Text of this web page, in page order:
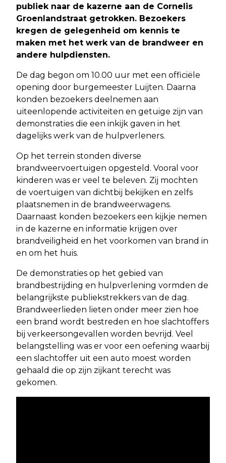
publiek naar de kazerne aan de Cornelis
Groenlandstraat getrokken. Bezoekers
kregen de gelegenheid om kennis te
maken met het werk van de brandweer en
andere hulpdiensten.
De dag begon om 10.00 uur met een officiële
opening door burgemeester Luijten. Daarna
konden bezoekers deelnemen aan
uiteenlopende activiteiten en getuige zijn van
demonstraties die een inkijk gaven in het
dagelijks werk van de hulpverleners.
Op het terrein stonden diverse
brandweervoertuigen opgesteld. Vooral voor
kinderen was er veel te beleven. Zij mochten
de voertuigen van dichtbij bekijken en zelfs
plaatsnemen in de brandweerwagens.
Daarnaast konden bezoekers een kijkje nemen
in de kazerne en informatie krijgen over
brandveiligheid en het voorkomen van brand in
en om het huis.
De demonstraties op het gebied van
brandbestrijding en hulpverlening vormden de
belangrijkste publiekstrekkers van de dag.
Brandweerlieden lieten onder meer zien hoe
een brand wordt bestreden en hoe slachtoffers
bij verkeersongevallen worden bevrijd. Veel
belangstelling was er voor een oefening waarbij
een slachtoffer uit een auto moest worden
gehaald die op zijn zijkant terecht was
gekomen.